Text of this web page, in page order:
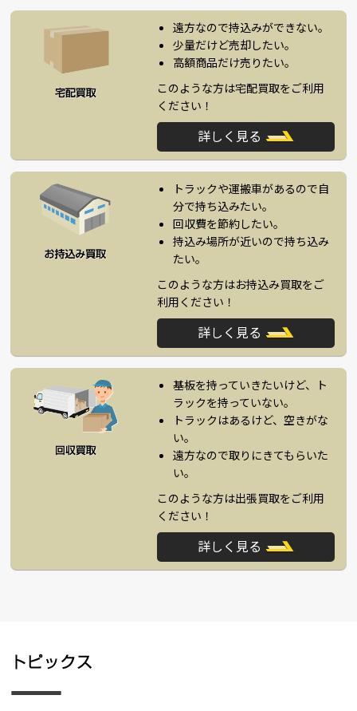
遠方なので持込みができない。
少量だけど売却したい。
高額商品だけ売りたい。
このような方は宅配買取をご利用
ください！
詳しく見る
トラックや運搬車があるので自
分で持ち込みたい。
回収費を節約したい。
持込み場所が近いので持ち込み
たい。
このような方はお持込み買取をご
利用ください！
詳しく見る
基板を持っていきたいけど、ト
ラックを持っていない。
トラックはあるけど、空きがな
い。
遠方なので取りにきてもらいた
い。
このような方は出張買取をご利用
ください！
詳しく見る